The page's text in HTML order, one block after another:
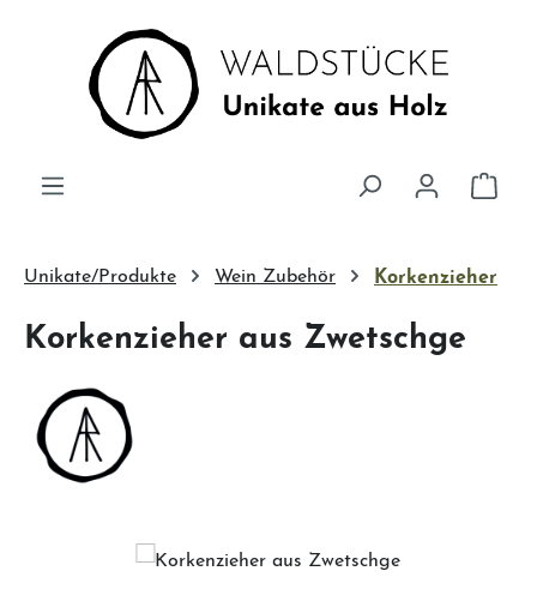
Zum Hauptinhalt springen
Unikate/Produkte Wein Zubehör Korkenzieher
Korkenzieher aus Zwetschge
Bildergalerie überspringen